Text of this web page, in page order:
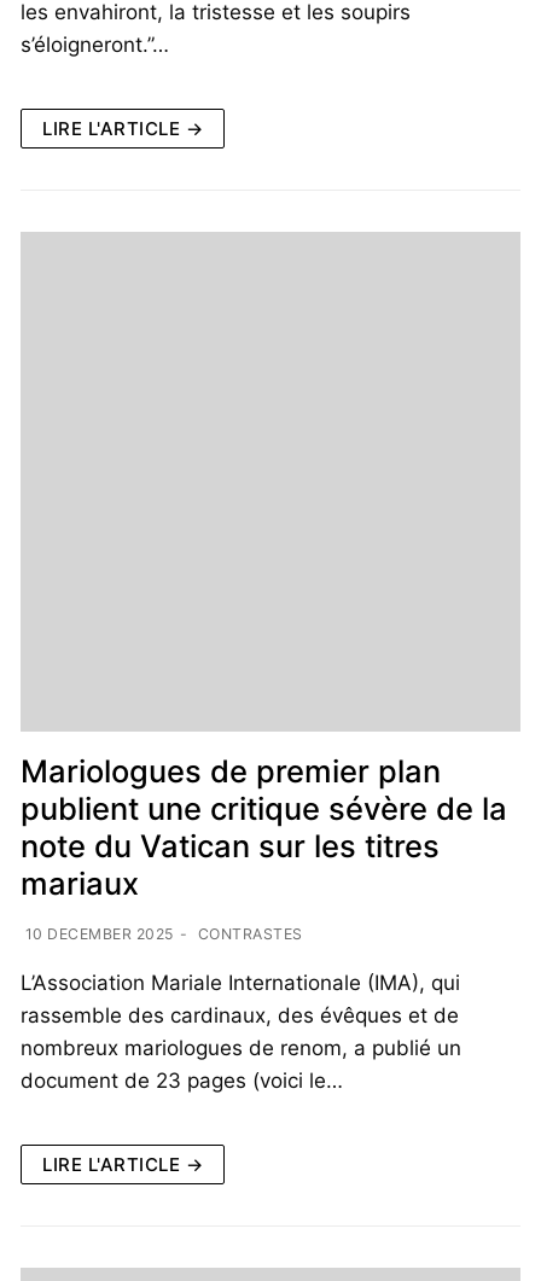
les envahiront, la tristesse et les soupirs
s’éloigneront.”…
LIRE L'ARTICLE →
Mariologues de premier plan
publient une critique sévère de la
note du Vatican sur les titres
mariaux
10 DECEMBER 2025 - CONTRASTES
L’Association Mariale Internationale (IMA), qui
rassemble des cardinaux, des évêques et de
nombreux mariologues de renom, a publié un
document de 23 pages (voici le…
LIRE L'ARTICLE →